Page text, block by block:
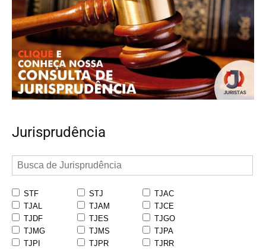
Jurisprudência
STF STJ
TJAC
TJAL
TJAM
TJCE
TJDF
TJES
TJGO
TJMG
TJMS
TJPA
TJPI
TJPR
TJRR